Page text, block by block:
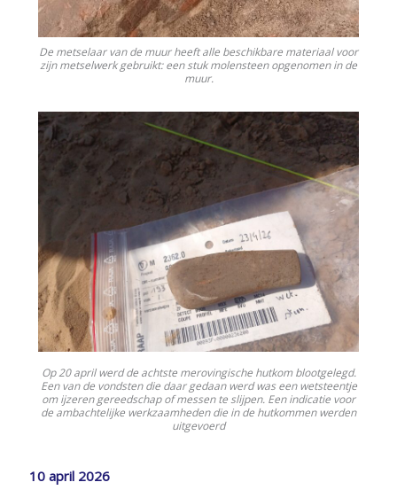
De metselaar van de muur heeft alle beschikbare materiaal voor
zijn metselwerk gebruikt: een stuk molensteen opgenomen in de
muur.
Op 20 april werd de achtste merovingische hutkom blootgelegd.
Een van de vondsten die daar gedaan werd was een wetsteentje
om ijzeren gereedschap of messen te slijpen. Een indicatie voor
de ambachtelijke werkzaamheden die in de hutkommen werden
uitgevoerd
10 april 2026